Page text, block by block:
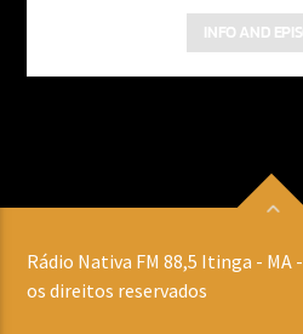
INFO AND
Rádio Nativa FM 88,5 Itinga - MA
os direitos reservados